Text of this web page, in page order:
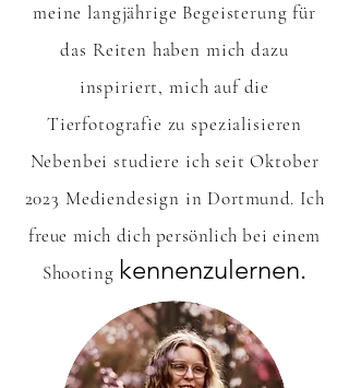
meine langjährige Begeisterung für
das Reiten haben mich dazu
inspiriert, mich auf die
Tierfotografie zu spezialisieren
Nebenbei studiere ich seit Oktober
2023 Mediendesign in Dortmund. Ich
freue mich dich persönlich bei einem
Shooting kennenzulernen.